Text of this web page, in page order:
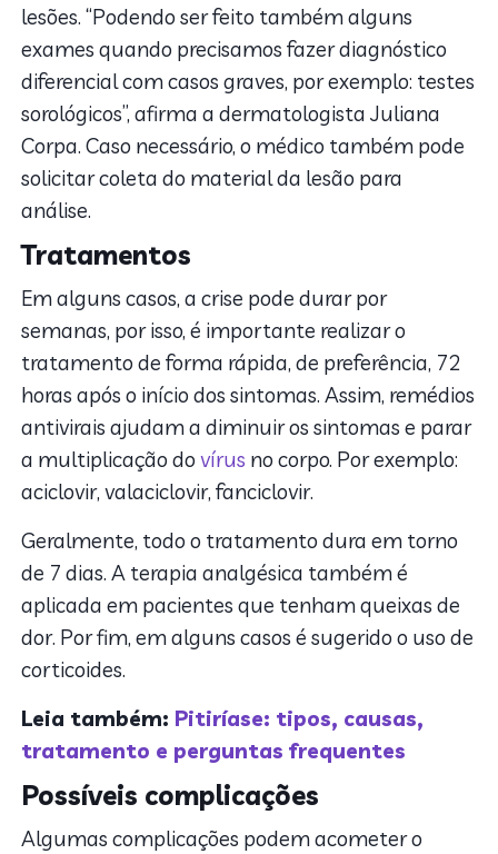
lesões. “Podendo ser feito também alguns
exames quando precisamos fazer diagnóstico
diferencial com casos graves, por exemplo: testes
sorológicos”, afirma a dermatologista Juliana
Corpa. Caso necessário, o médico também pode
solicitar coleta do material da lesão para
análise.
Tratamentos
Em alguns casos, a crise pode durar por
semanas, por isso, é importante realizar o
tratamento de forma rápida, de preferência, 72
horas após o início dos sintomas. Assim, remédios
antivirais ajudam a diminuir os sintomas e parar
a multiplicação dovírus no corpo. Por exemplo:
aciclovir, valaciclovir, fanciclovir.
Geralmente, todo o tratamento dura em torno
de 7 dias. A terapia analgésica também é
aplicada em pacientes que tenham queixas de
dor. Por fim, em alguns casos é sugerido o uso de
corticoides.
Leia também: Pitiríase: tipos, causas,
tratamento e perguntas frequentes
Possíveis complicações
Algumas complicações podem acometer o